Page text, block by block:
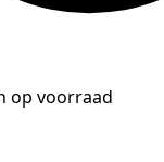
op voorraad